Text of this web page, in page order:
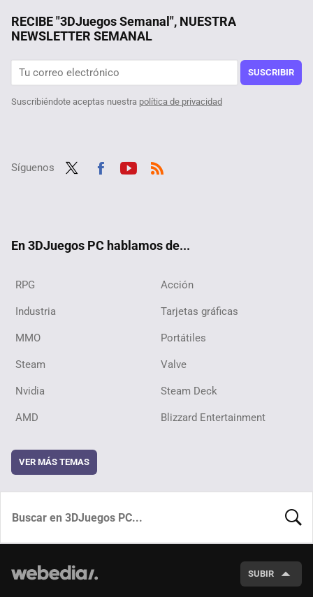
Oblivion aún tiene misterios para la comunidad de jugadores, como este mensaje oculto sobre el Jefe Final del juego
RECIBE "3DJuegos Semanal", NUESTRA
NEWSLETTER SEMANAL
SUSCRIBIR
Suscribiéndote aceptas nuestra política de privacidad
Síguenos
En 3DJuegos PC hablamos de...
RPG Acción
Industria Tarjetas gráficas
MMO Portátiles
Steam Valve
Nvidia Steam Deck
AMD Blizzard Entertainment
VER MÁS TEMAS
SUBIR